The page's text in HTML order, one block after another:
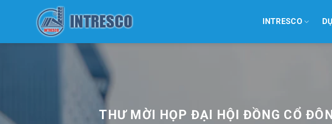
INTRESCO
THƯ MỜI HỌP ĐẠI HỘI ĐỒNG CỔ